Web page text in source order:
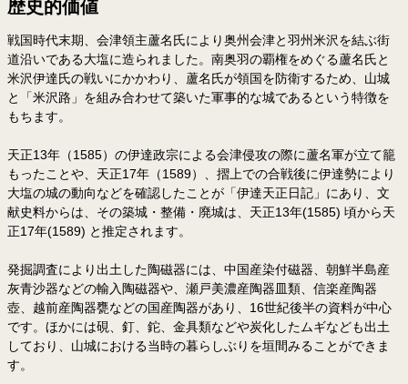
歴史的価値
戦国時代末期、会津領主蘆名氏により奥州会津と羽州米沢を結ぶ街
道沿いである大塩に造られました。南奥羽の覇権をめぐる蘆名氏と
米沢伊達氏の戦いにかかわり、蘆名氏が領国を防衛するため、山城
と「米沢路」を組み合わせて築いた軍事的な城であるという特徴を
もちます。
天正13年（1585）の伊達政宗による会津侵攻の際に蘆名軍が立て籠
もったことや、天正17年（1589）、摺上での合戦後に伊達勢により
大塩の城の動向などを確認したことが「伊達天正日記」にあり、文
献史料からは、その築城・整備・廃城は、天正13年(1585) 頃から天
正17年(1589) と推定されます。
発掘調査により出土した陶磁器には、中国産染付磁器、朝鮮半島産
灰青沙器などの輸入陶磁器や、瀬戸美濃産陶器皿類、信楽産陶器
壺、越前産陶器甕などの国産陶器があり、16世紀後半の資料が中心
です。ほかには硯、釘、鉈、金具類などや炭化したムギなども出土
しており、山城における当時の暮らしぶりを垣間みることができま
す。